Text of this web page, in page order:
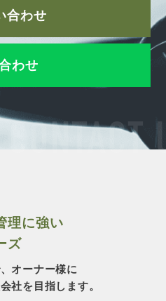
CONTACT
合わせ
わせ
理に強い
ズ
オーナー様に
社を目指します。